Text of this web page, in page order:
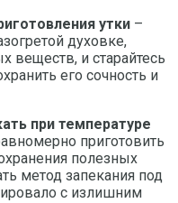
утки –
духовке,
веществ, и старайтесь
его сочность и
при температуре
приготовить
полезных
метод запекания под
с излишним